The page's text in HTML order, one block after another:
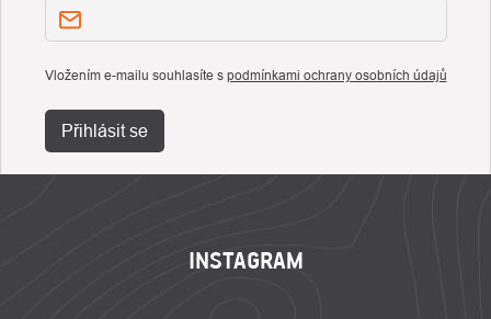
Vložením e-mailu souhlasíte s podmínkami ochrany osobních údajů
Přihlásit se
INSTAGRAM